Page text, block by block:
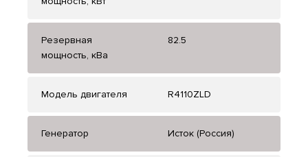
Резервная
мощность, кВа
82.5
Модель двигателя R4110ZLD
Генератор Исток (Россия)